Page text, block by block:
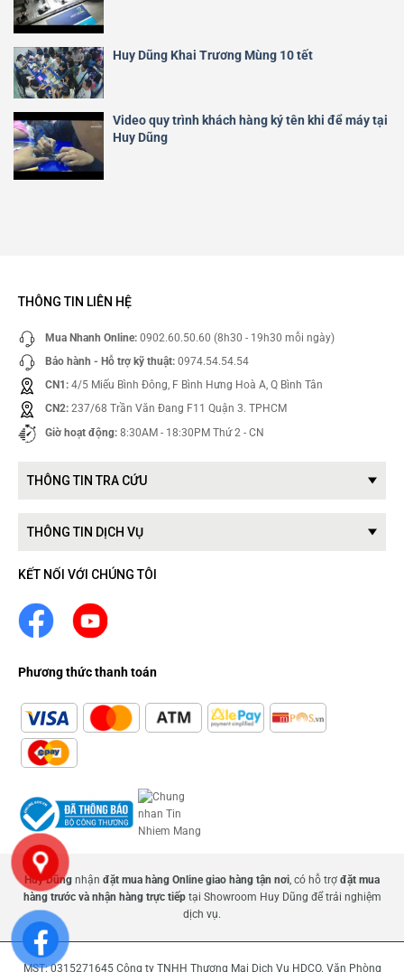
Huy Dũng Khai Trương Mùng 10 tết
Video quy trình khách hàng ký tên khi để máy tại
Huy Dũng
THÔNG TIN LIÊN HỆ
Mua Nhanh Online: 0902.60.50.60 (8h30 - 19h30 mỗi ngày)
Bảo hành - Hỗ trợ kỹ thuật: 0974.54.54.54
CN1: 4/5 Miếu Bình Đông, F Bình Hưng Hoà A, Q Bình Tân
CN2: 237/68 Trần Văn Đang F11 Quận 3. TPHCM
Giờ hoạt động: 8:30AM - 18:30PM Thứ 2 - CN
THÔNG TIN TRA CỨU
THÔNG TIN DỊCH VỤ
KẾT NỐI VỚI CHÚNG TÔI
Phương thức thanh toán
Huy Dũng nhận đặt mua hàng Online giao hàng tận nơi, có hỗ trợ đặt mua
hàng trước và nhận hàng trực tiếptại Showroom Huy Dũng để trải nghiệm
dịch vụ.
MST: 0315271645 Công ty TNHH Thương Mại Dịch Vụ HDCO. Văn Phòng